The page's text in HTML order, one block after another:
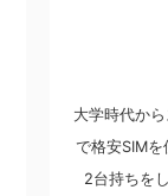
大学時代か
で格安SIM
2台持ちを